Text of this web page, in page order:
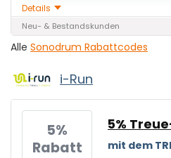
Details
Neu- & Bestandskunden
Alle Sonodrum Rabattcodes
i-Run
5%
Rabatt
5%
mit dem